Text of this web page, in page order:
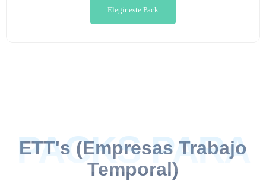
Elegir este Pack
ETT's (Empresas Trabajo
Temporal)
PACKS PARA